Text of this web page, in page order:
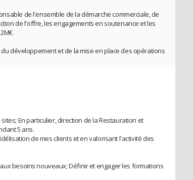
de l'ensemble de la démarche commerciale, de
de l'offre, les engagements en soutenance et les
développement et de la mise en place des opérations
En particulier, direction de la Restauration et
5 ans.
de mes clients et en valorisant l'activité des
besoins nouveaux; Définir et engager les formations